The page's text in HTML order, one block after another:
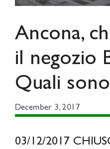
Ancona,
il negozio
Quali
December 3, 2017
03/12/2017